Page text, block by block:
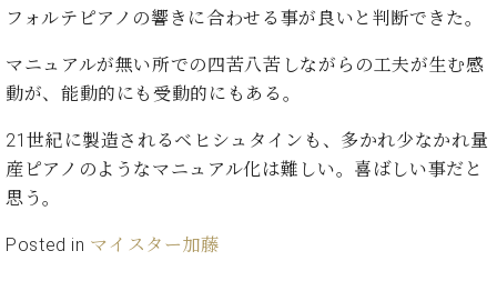
C.
ヒ
シ
タ
イ
ン
ジ
納
実
績
音
教
ト
コ
ン
ー
ル
楽
ト
ム
東
店
挨
フォルテピアノの響きに合わせる事が良いと判断できた。
マニュアルが無い所での四苦八苦しながらの工夫が生む感
動が、能動的にも受動的にもある。
21世紀に製造されるベヒシュタインも、多かれ少なかれ量
産ピアノのようなマニュアル化は難しい。喜ばしい事だと
思う。
Posted in マイスター加藤